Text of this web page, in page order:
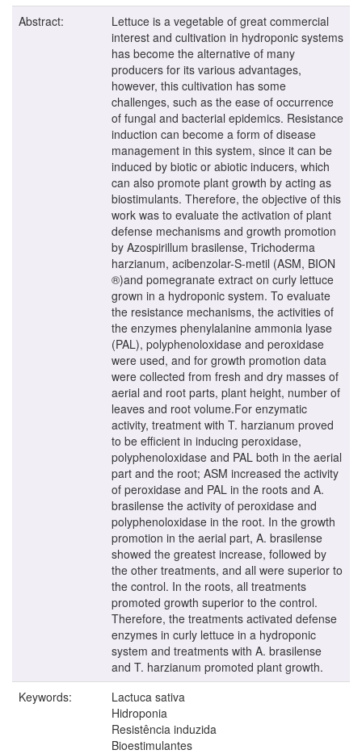
Abstract:
Lettuce is a vegetable of great commercial
interest and cultivation in hydroponic systems
has become the alternative of many
producers for its various advantages,
however, this cultivation has some
challenges, such as the ease of occurrence
of fungal and bacterial epidemics. Resistance
induction can become a form of disease
management in this system, since it can be
induced by biotic or abiotic inducers, which
can also promote plant growth by acting as
biostimulants. Therefore, the objective of this
work was to evaluate the activation of plant
defense mechanisms and growth promotion
by Azospirillum brasilense, Trichoderma
harzianum, acibenzolar-S-metil (ASM, BION
®)and pomegranate extract on curly lettuce
grown in a hydroponic system. To evaluate
the resistance mechanisms, the activities of
the enzymes phenylalanine ammonia lyase
(PAL), polyphenoloxidase and peroxidase
were used, and for growth promotion data
were collected from fresh and dry masses of
aerial and root parts, plant height, number of
leaves and root volume.For enzymatic
activity, treatment with T. harzianum proved
to be efficient in inducing peroxidase,
polyphenoloxidase and PAL both in the aerial
part and the root; ASM increased the activity
of peroxidase and PAL in the roots and A.
brasilense the activity of peroxidase and
polyphenoloxidase in the root. In the growth
promotion in the aerial part, A. brasilense
showed the greatest increase, followed by
the other treatments, and all were superior to
the control. In the roots, all treatments
promoted growth superior to the control.
Therefore, the treatments activated defense
enzymes in curly lettuce in a hydroponic
system and treatments with A. brasilense
and T. harzianum promoted plant growth.
Keywords:
Lactuca sativa
Hidroponia
Resistência induzida
Bioestimulantes